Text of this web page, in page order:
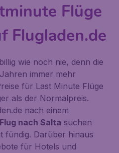
Flüge
Flugladen.de
wie noch nie, denn die
immer mehr
für Last Minute Flüge
als der Normalpreis.
nach einem
nach Salta suchen
fündig. Darüber hinaus
für Hotels und